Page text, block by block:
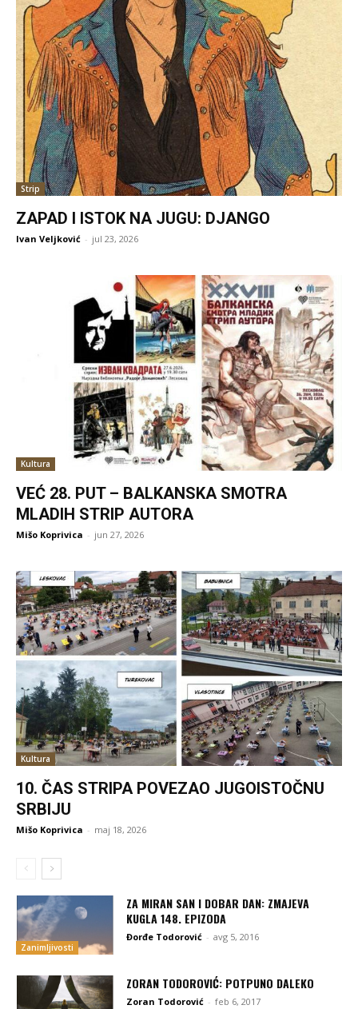
Strip
ZAPAD I ISTOK NA JUGU: DJANGO
Ivan Veljković - jul 23, 2026
Kultura
VEĆ 28. PUT – BALKANSKA SMOTRA
MLADIH STRIP AUTORA
Mišo Koprivica - jun 27, 2026
Kultura
10. ČAS STRIPA POVEZAO JUGOISTOČNU
SRBIJU
Mišo Koprivica - maj 18, 2026
Zanimljivosti
ZA MIRAN SAN I DOBAR DAN: ZMAJEVA
KUGLA 148. EPIZODA
Đorđe Todorović - avg 5, 2016
ZORAN TODOROVIĆ: POTPUNO DALEKO
Zoran Todorović - feb 6, 2017